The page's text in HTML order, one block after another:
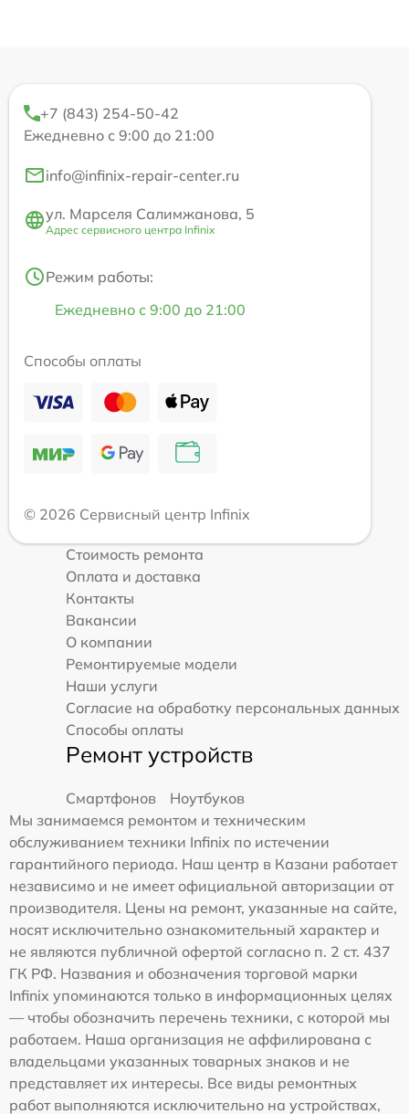
+7 (843) 254-50-42
Ежедневно с 9:00 до 21:00
info@infinix-repair-center.ru
ул. Марселя Салимжанова, 5
Адрес сервисного центра Infinix
Режим работы:
Ежедневно с 9:00 до 21:00
Способы оплаты
© 2026 Сервисный центр Infinix
Стоимость ремонта
Оплата и доставка
Контакты
Вакансии
О компании
Ремонтируемые модели
Наши услуги
Согласие на обработку персональных данных
Способы оплаты
Ремонт устройств
Смартфонов
Ноутбуков
Мы занимаемся ремонтом и техническим
обслуживанием техники Infinix по истечении
гарантийного периода. Наш центр в Казани работает
независимо и не имеет официальной авторизации от
производителя. Цены на ремонт, указанные на сайте,
носят исключительно ознакомительный характер и
не являются публичной офертой согласно п. 2 ст. 437
ГК РФ. Названия и обозначения торговой марки
Infinix упоминаются только в информационных целях
— чтобы обозначить перечень техники, с которой мы
работаем. Наша организация не аффилирована с
владельцами указанных товарных знаков и не
представляет их интересы. Все виды ремонтных
работ выполняются исключительно на устройствах,